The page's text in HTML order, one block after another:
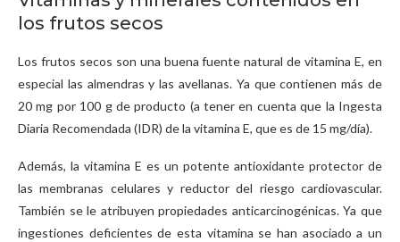
los frutos secos
Los frutos secos son una buena fuente natural de vitamina E, en
especial las almendras y las avellanas. Ya que contienen más de
20 mg por 100 g de producto (a tener en cuenta que la Ingesta
Diaria Recomendada (IDR) de la vitamina E, que es de 15 mg/día).
Además, la vitamina E es un potente antioxidante protector de
las membranas celulares y reductor del riesgo cardiovascular.
También se le atribuyen propiedades anticarcinogénicas. Ya que
ingestiones deficientes de esta vitamina se han asociado a un